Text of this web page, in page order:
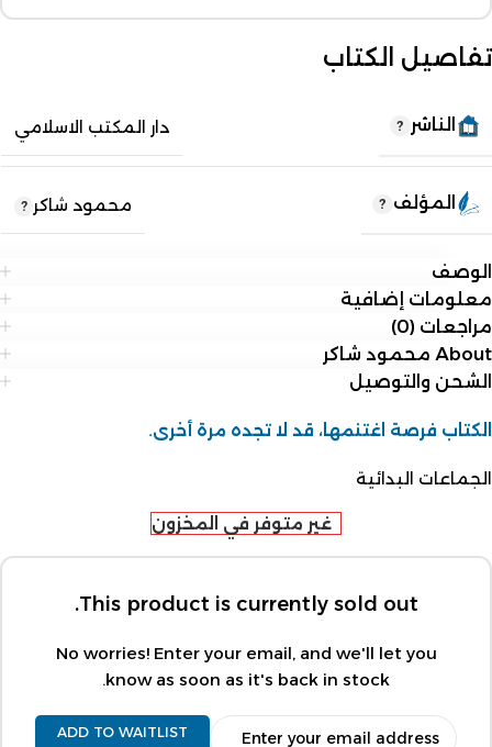
تفاصيل الكتاب
الناشر دار المكتب الاسلامي
المؤلف محمود شاكر
الوصف
معلومات إضافية
مراجعات (0)
About محمود شاكر
الشحن والتوصيل
الكتاب فرصة اغتنمها، قد لا تجده مرة أخرى.
الجماعات البدائية
غير متوفر في المخزون
This product is currently sold out.
No worries! Enter your email, and we'll let you
know as soon as it's back in stock.
ADD TO WAITLIST